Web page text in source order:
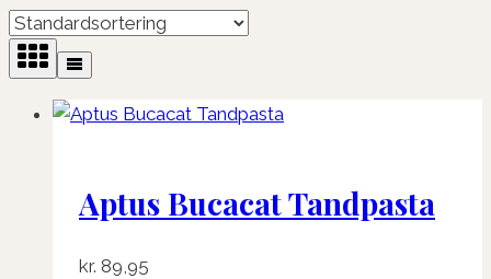
Aptus Bucacat Tandpasta
kr. 89,95